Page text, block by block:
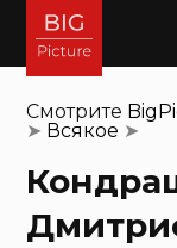
Смотрите
➤ Всякое ➤